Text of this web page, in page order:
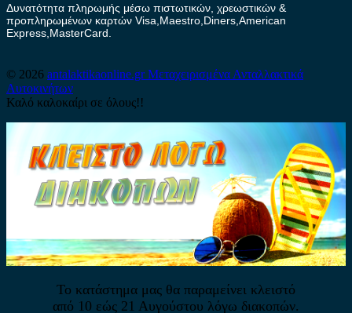
Δυνατότητα πληρωμής μέσω πιστωτικών, χρεωστικών &
προπληρωμένων καρτών Visa,Maestro,Diners,American
Express,MasterCard.
© 2026 antalaktikaonline.grΜεταχειρισμένα Ανταλλακτικά
Αυτοκινήτων
Καλό καλοκαίρι σε όλους!!
Το κατάστημα μας θα παραμείνει κλειστό
από 10 εώς 21 Αυγούστου λόγω διακοπών.